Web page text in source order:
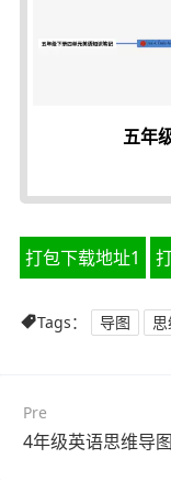
五年
打包下载地址1
Tags： 导图
Pre